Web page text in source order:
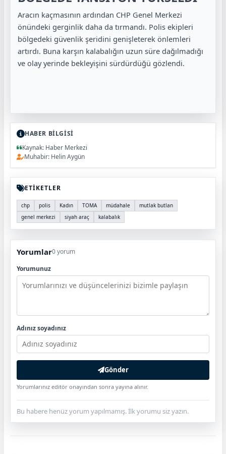
Aracın kaçmasının ardından CHP Genel Merkezi
önündeki gerginlik daha da tırmandı. Polis ekipleri
bölgedeki güvenlik şeridini genişleterek önlemleri
artırdı. Buna karşın kalabalığın uzun süre dağılmadığı
ve olay yerinde bekleyişini sürdürdüğü gözlendi.
HABER BİLGİSİ
Kaynak: Haber Merkezi
Muhabir: Helin Aygün
ETİKETLER
chp polis Kadın TOMA müdahale
mutlak butlan
genel merkezi
siyah araç kalabalık
Yorumlar0 yorum
Yorumunuz
Adınız soyadınız
Gönder
Yorumlarınız editör onayından sonra yayına alınır.
Bu habere henüz yorum yapılmamış. İlk yorumu siz yazın.